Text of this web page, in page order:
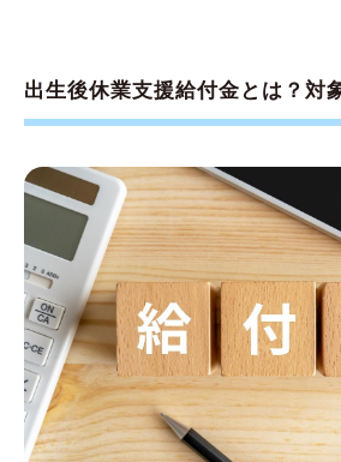
援給付金はもらえますか？
的不安を軽くしよう
出生後休業支援給付金とは？対